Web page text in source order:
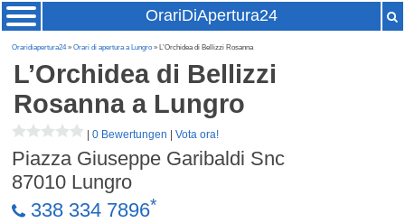
OrariDiApertura24
Oraridiapertura24»Orari di apertura a Lungro » L’Orchidea di Bellizzi Rosanna
L’Orchidea di Bellizzi
Rosannaa Lungro
|0 Bewertungen |Vota ora!
Piazza Giuseppe Garibaldi Snc
87010 Lungro
338 334 7896*